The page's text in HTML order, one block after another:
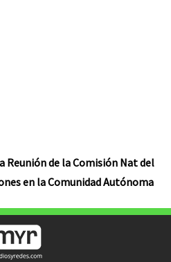
Reunión de la Comisión Nat del
en la Comunidad Autónoma